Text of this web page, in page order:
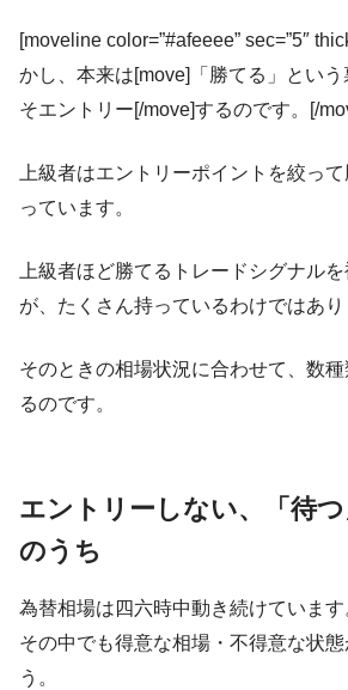
[moveline color=”#afeeee” sec=”5″
かし、本来は[move]「勝てる」という
そエントリー[/move]するのです。[/
上級者はエントリーポイントを絞っ
っています。
上級者ほど勝てるトレードシグナル
が、たくさん持っているわけではあり
そのときの相場状況に合わせて、数
るのです。
エントリーしない、「待
のうち
為替相場は四六時中動き続けています
その中でも得意な相場・不得意な状
う。